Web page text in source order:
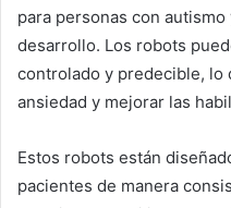
para personas con
desarrollo. Los robots
controlado y predecible, lo
ansiedad y mejorar las
Estos robots están
pacientes de manera